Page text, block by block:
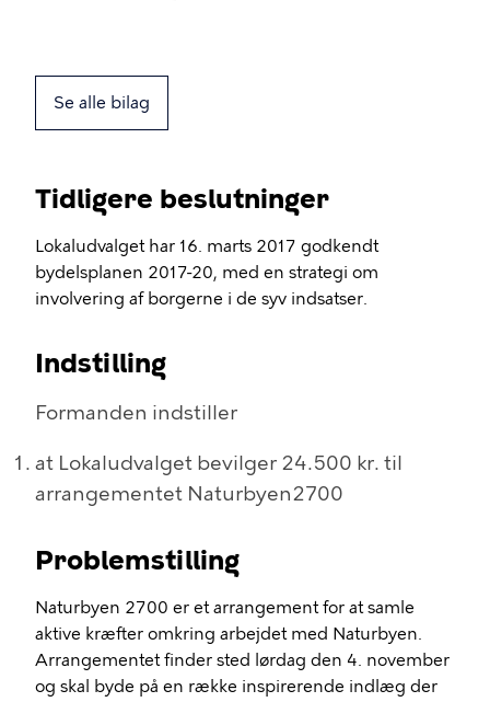
Se alle bilag
Tidligere beslutninger
Lokaludvalget har 16. marts 2017 godkendt
bydelsplanen 2017-20, med en strategi om
involvering af borgerne i de syv indsatser.
Indstilling
Formanden indstiller
at Lokaludvalget bevilger 24.500 kr. til
arrangementet Naturbyen2700
Problemstilling
Naturbyen 2700 er et arrangement for at samle
aktive kræfter omkring arbejdet med Naturbyen.
Arrangementet finder sted lørdag den 4. november
og skal byde på en række inspirerende indlæg der